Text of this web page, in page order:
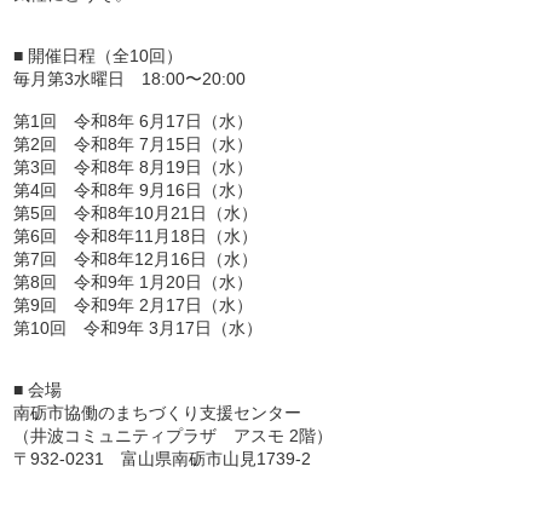
■ 開催日程（全10回）
毎月第3水曜日 18:00〜20:00
第1回 令和8年 6月17日（水）
第2回 令和8年 7月15日（水）
第3回 令和8年 8月19日（水）
第4回 令和8年 9月16日（水）
第5回 令和8年10月21日（水）
第6回 令和8年11月18日（水）
第7回 令和8年12月16日（水）
第8回 令和9年 1月20日（水）
第9回 令和9年 2月17日（水）
第10回 令和9年 3月17日（水）
■ 会場
南砺市協働のまちづくり支援センター
（井波コミュニティプラザ アスモ 2階）
〒932-0231 富山県南砺市山見1739-2